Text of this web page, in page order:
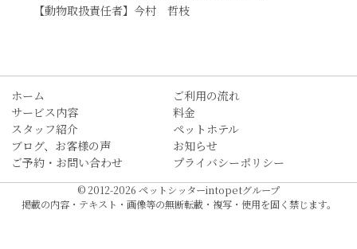
【動物取扱責任者】今村 哲枝
ホーム
ご利用の流れ
サービス内容
料金
スタッフ紹介
ペットホテル
ブログ、お客様の声
お知らせ
ご予約・お問い合わせ
プライバシーポリシー
© 2012-2026 ペットシッターintopetグループ
掲載の内容・テキスト・画像等の無断転載・複写・使用を固く禁じます。